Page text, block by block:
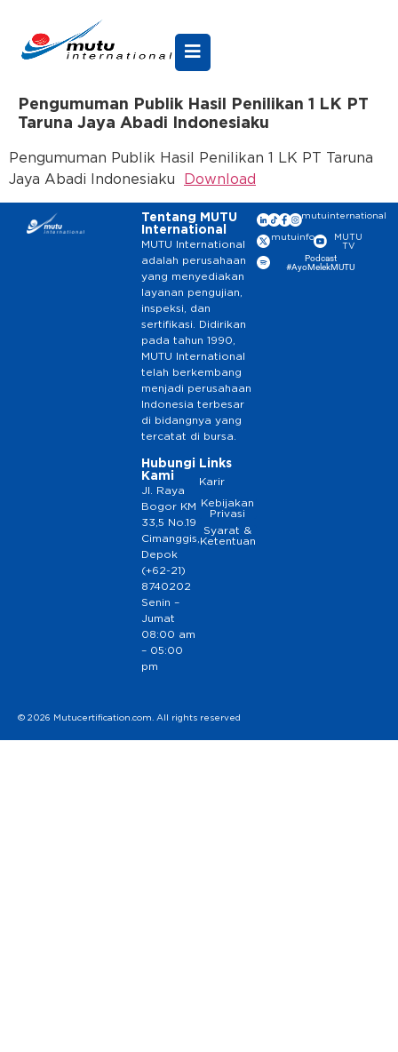
Pengumuman Publik Hasil Penilikan 1 LK PT
Taruna Jaya Abadi Indonesiaku
Pengumuman Publik Hasil Penilikan 1 LK PT Taruna
Jaya Abadi Indonesiaku
Download
Tentang MUTU
International
MUTU International
adalah perusahaan
yang menyediakan
layanan pengujian,
inspeksi, dan
sertifikasi. Didirikan
pada tahun 1990,
MUTU International
telah berkembang
menjadi perusahaan
Indonesia terbesar
di bidangnya yang
tercatat di bursa.
Hubungi
Kami
Jl. Raya
Bogor KM
33,5 No.19
Cimanggis,
Depok
(+62-21)
8740202
Senin –
Jumat
08:00 am
– 05:00
pm
Links
Karir
Kebijakan
Privasi
Syarat &
Ketentuan
mutuinternational
mutuinfo
MUTU
TV
Podcast
#AyoMelekMUTU
© 2026 Mutucertification.com. All rights reserved